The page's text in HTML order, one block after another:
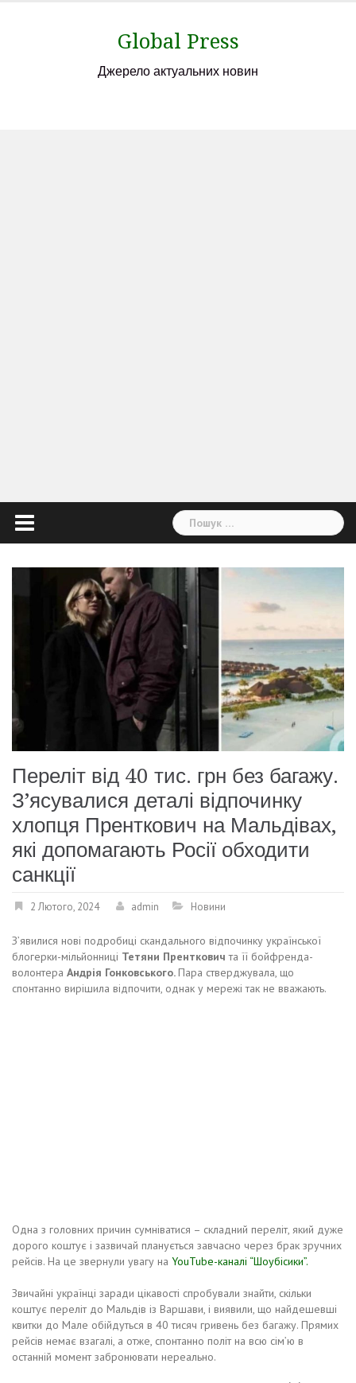
Global Press
Джерело актуальних новин
Пошук:
Переліт від 40 тис. грн без багажу.
З’ясувалися деталі відпочинку
хлопця Пренткович на Мальдівах,
які допомагають Росії обходити
санкції
2 Лютого, 2024 admin Новини
Зʼявилися нові подробиці скандального відпочинку української
блогерки-мільйонниці Тетяни Пренткович та її бойфренда-
волонтера Андрія Гонковського.Пара стверджувала, що
спонтанно вирішила відпочити, однак у мережі так не вважають.
Одна з головних причин сумніватися – складний переліт, який дуже
дорого коштує і зазвичай планується завчасно через брак зручних
рейсів. На це звернули увагу на YouTube-каналі “Шоубісики”.
Звичайні українці заради цікавості спробували знайти, скільки
коштує переліт до Мальдів із Варшави, і виявили, що найдешевші
квитки до Мале обійдуться в 40 тисяч гривень без багажу. Прямих
рейсів немає взагалі, а отже, спонтанно політ на всю сімʼю в
останній момент забронювати нереально.